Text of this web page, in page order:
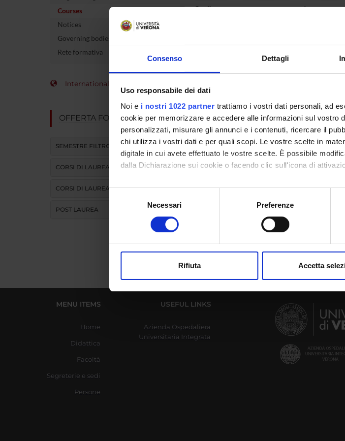
Consenso Dettagli
Uso responsabile dei dati
Noi e i nostri 1022 partner trattiamo i vostri dati personali, ad
cookie per memorizzare e accedere alle informazioni sul vostro
personalizzati, misurare gli annunci e i contenuti, ricercare il
chi utilizza i vostri dati e per quali scopi. Le vostre scelte in
digitale in cui avete effettuato le vostre scelte. È possibile
dalla Dichiarazione sui cookie o facendo clic sull'icona di
Con il tuo consenso, vorremmo anche:
raccogliere informazioni sulla tua posizione geografica,
digitali).
modificare o ritirare il tuo consenso in qualsiasi momento dalla
che hanno raccolto dal tuo utilizzo dei loro servizi.
Selezione
Necessari Preferenze
Rifiuta Accetta
Courses
Notices
Governing bodies
Rete formativa
International Students
OFFERTA FORMATIVA
SEMESTRE FILTRO
CORSI DI LAUREA
CORSI DI LAUREA MAGISTRALE
POST LAUREA
Credits 1
Student opinions - 2015/
0
100
La valutazione
MENU ITEMS
Home
Didattica
Facoltà
Segreterie e sedi
Persone
USEFUL LINKS
Azienda Ospedaliera
Universitaria Integrata